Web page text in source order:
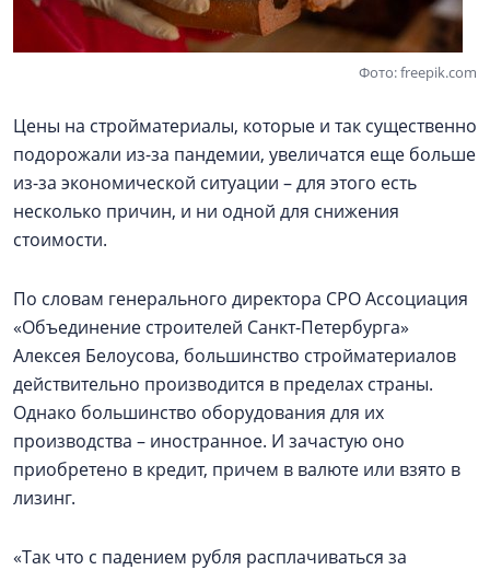
Фото: freepik.com
Цены на стройматериалы, которые и так существенно
подорожали из-за пандемии, увеличатся еще больше
из-за экономической ситуации – для этого есть
несколько причин, и ни одной для снижения
стоимости.
По словам генерального директора СРО Ассоциация
«Объединение строителей Санкт-Петербурга»
Алексея Белоусова, большинство стройматериалов
действительно производится в пределах страны.
Однако большинство оборудования для их
производства – иностранное. И зачастую оно
приобретено в кредит, причем в валюте или взято в
лизинг.
«Так что с падением рубля расплачиваться за